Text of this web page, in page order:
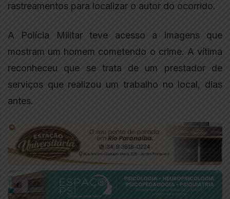
rastreamentos para localizar o autor do ocorrido.
A Polícia Militar teve acesso a imagens que
mostram um homem cometendo o crime. A vítima
reconheceu que se trata de um prestador de
serviços que realizou um trabalho no local, dias
antes.